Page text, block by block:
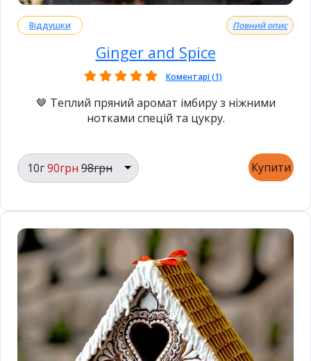
Віддушки Повний опис
Ginger and Spice
Коментарі (1)
🤎 Теплий пряний аромат імбиру з ніжними
нотками спецій та цукру.
10г90грн 98грн Купити